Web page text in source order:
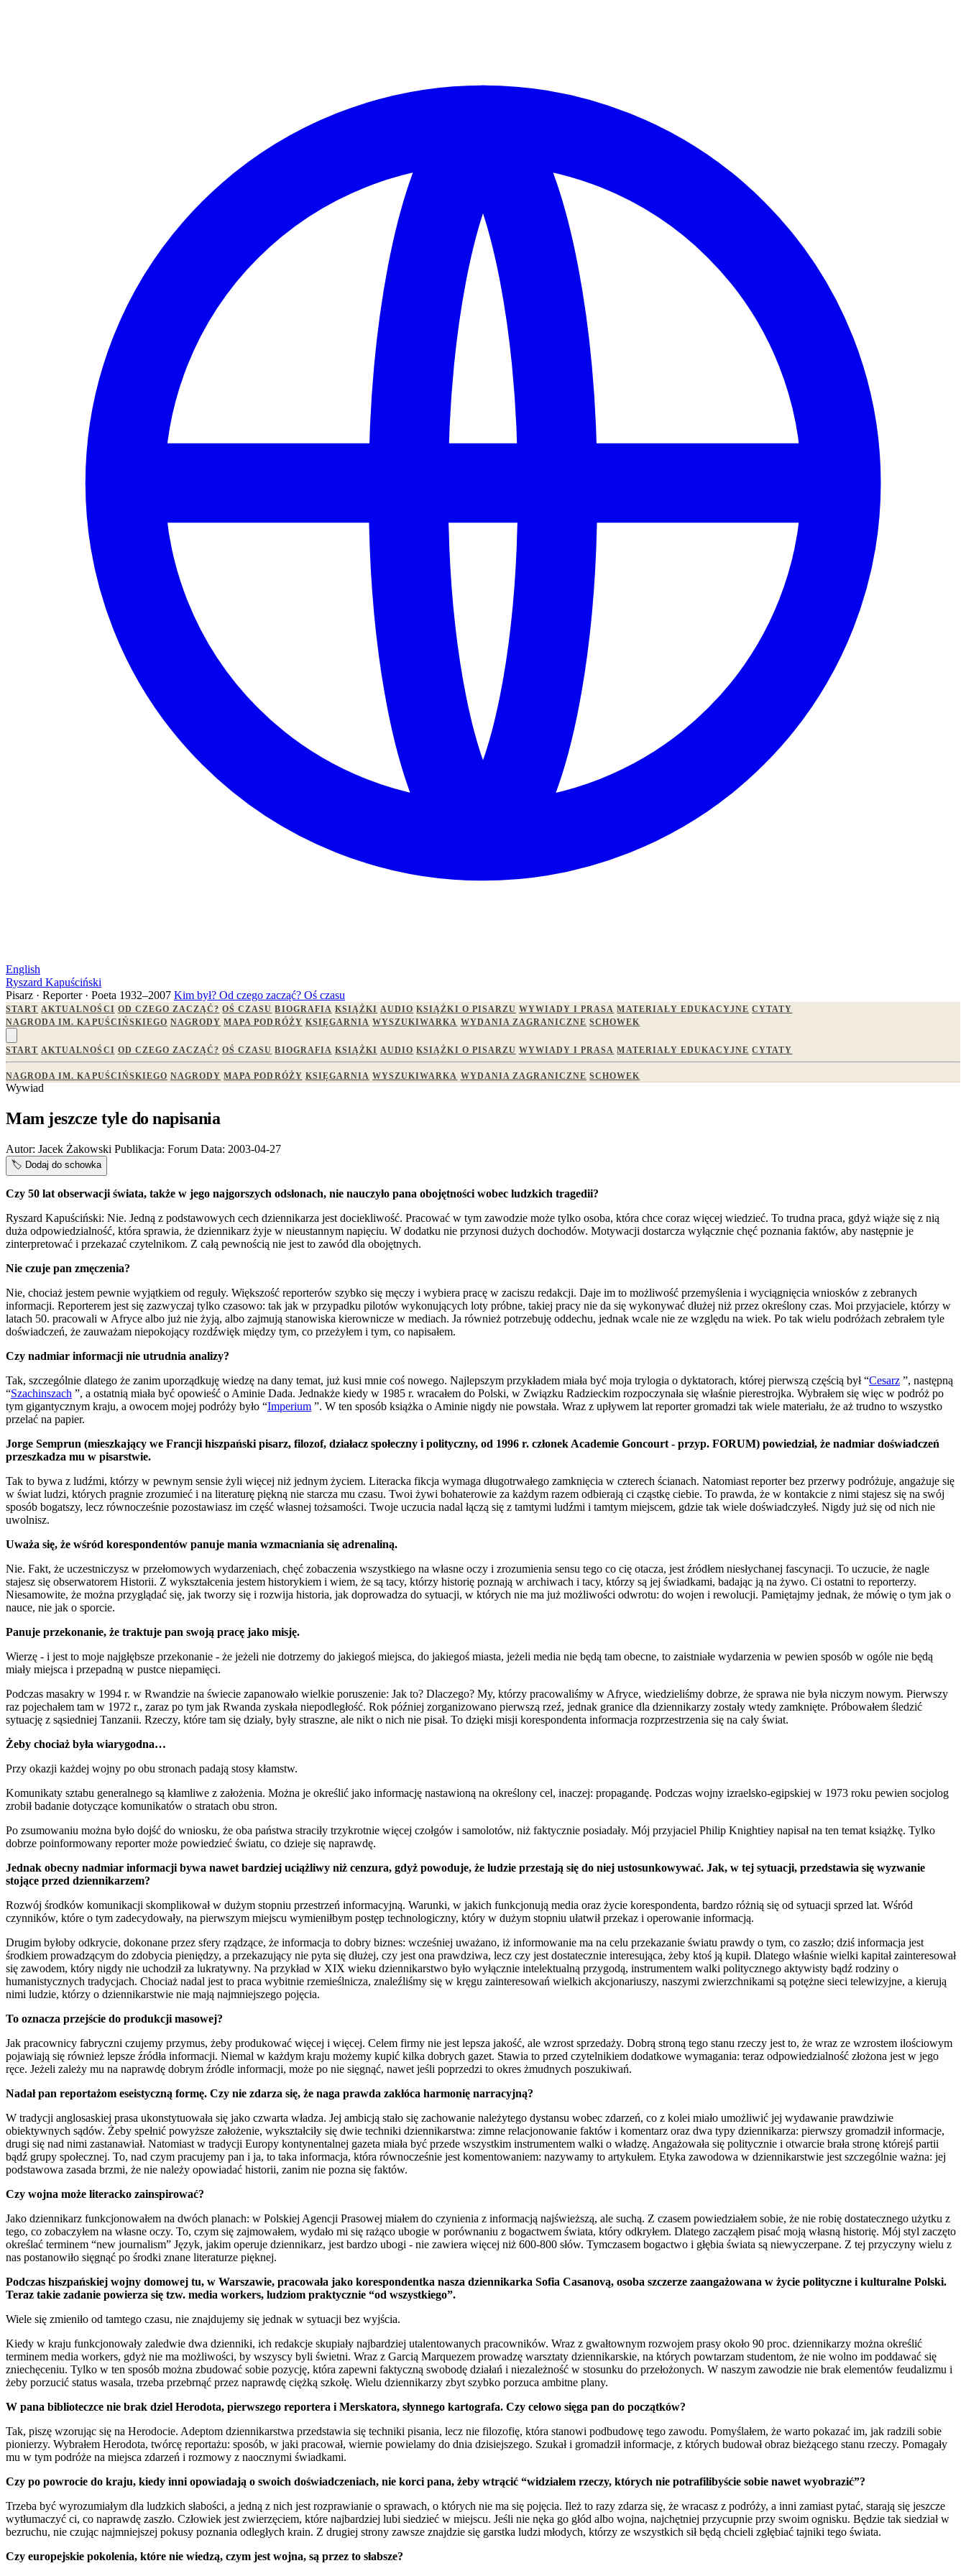
English
Ryszard Kapuściński
Pisarz · Reporter · Poeta 1932–2007 Kim był? Od czego zacząć? Oś czasu
START AKTUALNOŚCI OD CZEGO ZACZĄĆ? OŚ CZASU BIOGRAFIA KSIĄŻKI AUDIO KSIĄŻKI O PISARZU WYWIADY I PRASA MATERIAŁY EDUKACYJNE CYTATY
NAGRODA IM. KAPUŚCIŃSKIEGO NAGRODY MAPA PODRÓŻY KSIĘGARNIA WYSZUKIWARKA WYDANIA ZAGRANICZNE SCHOWEK
START AKTUALNOŚCI OD CZEGO ZACZĄĆ? OŚ CZASU BIOGRAFIA KSIĄŻKI AUDIO KSIĄŻKI O PISARZU WYWIADY I PRASA MATERIAŁY EDUKACYJNE CYTATY
NAGRODA IM. KAPUŚCIŃSKIEGO NAGRODY MAPA PODRÓŻY KSIĘGARNIA WYSZUKIWARKA WYDANIA ZAGRANICZNE SCHOWEK
Wywiad
Mam jeszcze tyle do napisania
Autor: Jacek Żakowski Publikacja: Forum Data: 2003-04-27
🏷️ Dodaj do schowka
Czy 50 lat obserwacji świata, także w jego najgorszych odsłonach, nie nauczyło pana obojętności wobec ludzkich tragedii?
Ryszard Kapuściński: Nie. Jedną z podstawowych cech dziennikarza jest dociekliwość. Pracować w tym zawodzie może tylko osoba, która chce coraz więcej wiedzieć. To trudna praca, gdyż wiąże się z nią
duża odpowiedzialność, która sprawia, że dziennikarz żyje w nieustannym napięciu. W dodatku nie przynosi dużych dochodów. Motywacji dostarcza wyłącznie chęć poznania faktów, aby następnie je
zinterpretować i przekazać czytelnikom. Z całą pewnością nie jest to zawód dla obojętnych.
Nie czuje pan zmęczenia?
Nie, chociaż jestem pewnie wyjątkiem od reguły. Większość reporterów szybko się męczy i wybiera pracę w zaciszu redakcji. Daje im to możliwość przemyślenia i wyciągnięcia wniosków z zebranych
informacji. Reporterem jest się zazwyczaj tylko czasowo: tak jak w przypadku pilotów wykonujących loty próbne, takiej pracy nie da się wykonywać dłużej niż przez określony czas. Moi przyjaciele, którzy w
latach 50. pracowali w Afryce albo już nie żyją, albo zajmują stanowiska kierownicze w mediach. Ja również potrzebuję oddechu, jednak wcale nie ze względu na wiek. Po tak wielu podróżach zebrałem tyle
doświadczeń, że zauważam niepokojący rozdźwięk między tym, co przeżyłem i tym, co napisałem.
Czy nadmiar informacji nie utrudnia analizy?
Tak, szczególnie dlatego że zanim uporządkuję wiedzę na dany temat, już kusi mnie coś nowego. Najlepszym przykładem miała być moja trylogia o dyktatorach, której pierwszą częścią był “Cesarz ”, następną
“Szachinszach ”, a ostatnią miała być opowieść o Aminie Dada. Jednakże kiedy w 1985 r. wracałem do Polski, w Związku Radzieckim rozpoczynała się właśnie pierestrojka. Wybrałem się więc w podróż po
tym gigantycznym kraju, a owocem mojej podróży było “Imperium ”. W ten sposób książka o Aminie nigdy nie powstała. Wraz z upływem lat reporter gromadzi tak wiele materiału, że aż trudno to wszystko
przelać na papier.
Jorge Semprun (mieszkający we Francji hiszpański pisarz, filozof, działacz społeczny i polityczny, od 1996 r. członek Academie Goncourt - przyp. FORUM) powiedział, że nadmiar doświadczeń
przeszkadza mu w pisarstwie.
Tak to bywa z ludźmi, którzy w pewnym sensie żyli więcej niż jednym życiem. Literacka fikcja wymaga długotrwałego zamknięcia w czterech ścianach. Natomiast reporter bez przerwy podróżuje, angażuje się
w świat ludzi, których pragnie zrozumieć i na literaturę piękną nie starcza mu czasu. Twoi żywi bohaterowie za każdym razem odbierają ci cząstkę ciebie. To prawda, że w kontakcie z nimi stajesz się na swój
sposób bogatszy, lecz równocześnie pozostawiasz im część własnej tożsamości. Twoje uczucia nadal łączą się z tamtymi ludźmi i tamtym miejscem, gdzie tak wiele doświadczyłeś. Nigdy już się od nich nie
uwolnisz.
Uważa się, że wśród korespondentów panuje mania wzmacniania się adrenaliną.
Nie. Fakt, że uczestniczysz w przełomowych wydarzeniach, chęć zobaczenia wszystkiego na własne oczy i zrozumienia sensu tego co cię otacza, jest źródłem niesłychanej fascynacji. To uczucie, że nagle
stajesz się obserwatorem Historii. Z wykształcenia jestem historykiem i wiem, że są tacy, którzy historię poznają w archiwach i tacy, którzy są jej świadkami, badając ją na żywo. Ci ostatni to reporterzy.
Niesamowite, że można przyglądać się, jak tworzy się i rozwija historia, jak doprowadza do sytuacji, w których nie ma już możliwości odwrotu: do wojen i rewolucji. Pamiętajmy jednak, że mówię o tym jak o
nauce, nie jak o sporcie.
Panuje przekonanie, że traktuje pan swoją pracę jako misję.
Wierzę - i jest to moje najgłębsze przekonanie - że jeżeli nie dotrzemy do jakiegoś miejsca, do jakiegoś miasta, jeżeli media nie będą tam obecne, to zaistniałe wydarzenia w pewien sposób w ogóle nie będą
miały miejsca i przepadną w pustce niepamięci.
Podczas masakry w 1994 r. w Rwandzie na świecie zapanowało wielkie poruszenie: Jak to? Dlaczego? My, którzy pracowaliśmy w Afryce, wiedzieliśmy dobrze, że sprawa nie była niczym nowym. Pierwszy
raz pojechałem tam w 1972 r., zaraz po tym jak Rwanda zyskała niepodległość. Rok później zorganizowano pierwszą rzeź, jednak granice dla dziennikarzy zostały wtedy zamknięte. Próbowałem śledzić
sytuację z sąsiedniej Tanzanii. Rzeczy, które tam się działy, były straszne, ale nikt o nich nie pisał. To dzięki misji korespondenta informacja rozprzestrzenia się na cały świat.
Żeby chociaż była wiarygodna…
Przy okazji każdej wojny po obu stronach padają stosy kłamstw.
Komunikaty sztabu generalnego są kłamliwe z założenia. Można je określić jako informację nastawioną na określony cel, inaczej: propagandę. Podczas wojny izraelsko-egipskiej w 1973 roku pewien socjolog
zrobił badanie dotyczące komunikatów o stratach obu stron.
Po zsumowaniu można było dojść do wniosku, że oba państwa straciły trzykrotnie więcej czołgów i samolotów, niż faktycznie posiadały. Mój przyjaciel Philip Knightiey napisał na ten temat książkę. Tylko
dobrze poinformowany reporter może powiedzieć światu, co dzieje się naprawdę.
Jednak obecny nadmiar informacji bywa nawet bardziej uciążliwy niż cenzura, gdyż powoduje, że ludzie przestają się do niej ustosunkowywać. Jak, w tej sytuacji, przedstawia się wyzwanie
stojące przed dziennikarzem?
Rozwój środków komunikacji skomplikował w dużym stopniu przestrzeń informacyjną. Warunki, w jakich funkcjonują media oraz życie korespondenta, bardzo różnią się od sytuacji sprzed lat. Wśród
czynników, które o tym zadecydowały, na pierwszym miejscu wymieniłbym postęp technologiczny, który w dużym stopniu ułatwił przekaz i operowanie informacją.
Drugim byłoby odkrycie, dokonane przez sfery rządzące, że informacja to dobry biznes: wcześniej uważano, iż informowanie ma na celu przekazanie światu prawdy o tym, co zaszło; dziś informacja jest
środkiem prowadzącym do zdobycia pieniędzy, a przekazujący nie pyta się dłużej, czy jest ona prawdziwa, lecz czy jest dostatecznie interesująca, żeby ktoś ją kupił. Dlatego właśnie wielki kapitał zainteresował
się zawodem, który nigdy nie uchodził za lukratywny. Na przykład w XIX wieku dziennikarstwo było wyłącznie intelektualną przygodą, instrumentem walki politycznego aktywisty bądź rodziny o
humanistycznych tradycjach. Chociaż nadal jest to praca wybitnie rzemieślnicza, znaleźliśmy się w kręgu zainteresowań wielkich akcjonariuszy, naszymi zwierzchnikami są potężne sieci telewizyjne, a kierują
nimi ludzie, którzy o dziennikarstwie nie mają najmniejszego pojęcia.
To oznacza przejście do produkcji masowej?
Jak pracownicy fabryczni czujemy przymus, żeby produkować więcej i więcej. Celem firmy nie jest lepsza jakość, ale wzrost sprzedaży. Dobrą stroną tego stanu rzeczy jest to, że wraz ze wzrostem ilościowym
pojawiają się również lepsze źródła informacji. Niemal w każdym kraju możemy kupić kilka dobrych gazet. Stawia to przed czytelnikiem dodatkowe wymagania: teraz odpowiedzialność złożona jest w jego
ręce. Jeżeli zależy mu na naprawdę dobrym źródle informacji, może po nie sięgnąć, nawet jeśli poprzedzi to okres żmudnych poszukiwań.
Nadał pan reportażom eseistyczną formę. Czy nie zdarza się, że naga prawda zakłóca harmonię narracyjną?
W tradycji anglosaskiej prasa ukonstytuowała się jako czwarta władza. Jej ambicją stało się zachowanie należytego dystansu wobec zdarzeń, co z kolei miało umożliwić jej wydawanie prawdziwie
obiektywnych sądów. Żeby spełnić powyższe założenie, wykształciły się dwie techniki dziennikarstwa: zimne relacjonowanie faktów i komentarz oraz dwa typy dziennikarza: pierwszy gromadził informacje,
drugi się nad nimi zastanawiał. Natomiast w tradycji Europy kontynentalnej gazeta miała być przede wszystkim instrumentem walki o władzę. Angażowała się politycznie i otwarcie brała stronę którejś partii
bądź grupy społecznej. To, nad czym pracujemy pan i ja, to taka informacja, która równocześnie jest komentowaniem: nazywamy to artykułem. Etyka zawodowa w dziennikarstwie jest szczególnie ważna: jej
podstawowa zasada brzmi, że nie należy opowiadać historii, zanim nie pozna się faktów.
Czy wojna może literacko zainspirować?
Jako dziennikarz funkcjonowałem na dwóch planach: w Polskiej Agencji Prasowej miałem do czynienia z informacją najświeższą, ale suchą. Z czasem powiedziałem sobie, że nie robię dostatecznego użytku z
tego, co zobaczyłem na własne oczy. To, czym się zajmowałem, wydało mi się rażąco ubogie w porównaniu z bogactwem świata, który odkryłem. Dlatego zacząłem pisać moją własną historię. Mój styl zaczęto
określać terminem “new journalism” Język, jakim operuje dziennikarz, jest bardzo ubogi - nie zawiera więcej niż 600-800 słów. Tymczasem bogactwo i głębia świata są niewyczerpane. Z tej przyczyny wielu z
nas postanowiło sięgnąć po środki znane literaturze pięknej.
Podczas hiszpańskiej wojny domowej tu, w Warszawie, pracowała jako korespondentka nasza dziennikarka Sofia Casanovą, osoba szczerze zaangażowana w życie polityczne i kulturalne Polski.
Teraz takie zadanie powierza się tzw. media workers, ludziom praktycznie “od wszystkiego”.
Wiele się zmieniło od tamtego czasu, nie znajdujemy się jednak w sytuacji bez wyjścia.
Kiedy w kraju funkcjonowały zaledwie dwa dzienniki, ich redakcje skupiały najbardziej utalentowanych pracowników. Wraz z gwałtownym rozwojem prasy około 90 proc. dziennikarzy można określić
terminem media workers, gdyż nie ma możliwości, by wszyscy byli świetni. Wraz z Garcią Marquezem prowadzę warsztaty dziennikarskie, na których powtarzam studentom, że nie wolno im poddawać się
zniechęceniu. Tylko w ten sposób można zbudować sobie pozycję, która zapewni faktyczną swobodę działań i niezależność w stosunku do przełożonych. W naszym zawodzie nie brak elementów feudalizmu i
żeby porzucić status wasala, trzeba przebrnąć przez naprawdę ciężką szkołę. Wielu dziennikarzy zbyt szybko porzuca ambitne plany.
W pana biblioteczce nie brak dziel Herodota, pierwszego reportera i Merskatora, słynnego kartografa. Czy celowo sięga pan do początków?
Tak, piszę wzorując się na Herodocie. Adeptom dziennikarstwa przedstawia się techniki pisania, lecz nie filozofię, która stanowi podbudowę tego zawodu. Pomyślałem, że warto pokazać im, jak radzili sobie
pionierzy. Wybrałem Herodota, twórcę reportażu: sposób, w jaki pracował, wiernie powielamy do dnia dzisiejszego. Szukał i gromadził informacje, z których budował obraz bieżącego stanu rzeczy. Pomagały
mu w tym podróże na miejsca zdarzeń i rozmowy z naocznymi świadkami.
Czy po powrocie do kraju, kiedy inni opowiadają o swoich doświadczeniach, nie korci pana, żeby wtrącić “widziałem rzeczy, których nie potrafilibyście sobie nawet wyobrazić”?
Trzeba być wyrozumiałym dla ludzkich słabości, a jedną z nich jest rozprawianie o sprawach, o których nie ma się pojęcia. Ileż to razy zdarza się, że wracasz z podróży, a inni zamiast pytać, starają się jeszcze
wytłumaczyć ci, co naprawdę zaszło. Człowiek jest zwierzęciem, które najbardziej lubi siedzieć w miejscu. Jeśli nie nęka go głód albo wojna, najchętniej przycupnie przy swoim ognisku. Będzie tak siedział w
bezruchu, nie czując najmniejszej pokusy poznania odległych krain. Z drugiej strony zawsze znajdzie się garstka ludzi młodych, którzy ze wszystkich sił będą chcieli zgłębiać tajniki tego świata.
Czy europejskie pokolenia, które nie wiedzą, czym jest wojna, są przez to słabsze?